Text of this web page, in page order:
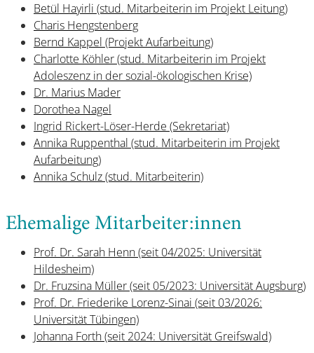
Betül Hayirli (stud. Mitarbeiterin im Projekt Leitung)
Charis Hengstenberg
Bernd Kappel (Projekt Aufarbeitung)
Charlotte Köhler (stud. Mitarbeiterin im Projekt
Adoleszenz in der sozial-ökologischen Krise)
Dr. Marius Mader
Dorothea Nagel
Ingrid Rickert-Löser-Herde (Sekretariat)
Annika Ruppenthal (stud. Mitarbeiterin im Projekt
Aufarbeitung)
Annika Schulz (stud. Mitarbeiterin)
Ehemalige Mitarbeiter:innen
Prof. Dr. Sarah Henn (seit 04/2025: Universität
Hildesheim)
Dr. Fruzsina Müller (seit 05/2023: Universität Augsburg)
Prof. Dr. Friederike Lorenz-Sinai (seit 03/2026:
Universität Tübingen)
Johanna Forth (seit 2024: Universität Greifswald)